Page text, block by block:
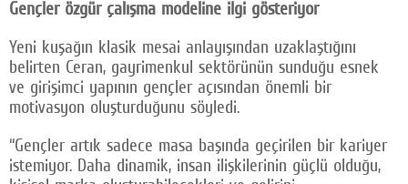
Gençler özgür çalışma modeline ilgi gösteriyor
Yeni kuşağın klasik mesai anlayışından uzaklaştığını
belirten Ceran, gayrimenkul sektörünün sunduğu esnek
ve girişimci yapının gençler açısından önemli bir
motivasyon oluşturduğunu söyledi.
“Gençler artık sadece masa başında geçirilen bir kariyer
istemiyor. Daha dinamik, insan ilişkilerinin güçlü olduğu,